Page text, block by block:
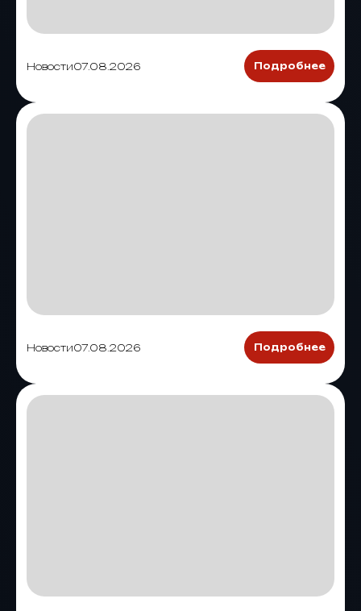
Новости07.08.2026 Подробнее
Новости07.08.2026 Подробнее